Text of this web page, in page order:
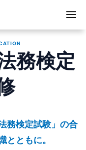
務検定
務検定試験」の合
とともに。